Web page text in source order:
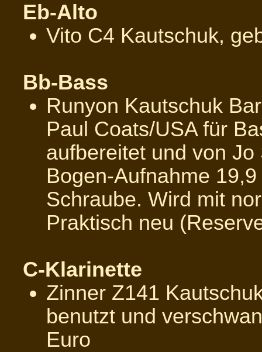
Eb-Alto
Vito C4 Kautschuk,
Bb-Bass
Runyon Kautschuk
Paul Coats/USA für
aufbereitet und von
Bogen-Aufnahme
Schraube. Wird mit
Praktisch neu
C-Klarinette
Zinner Z141
benutzt und
Euro